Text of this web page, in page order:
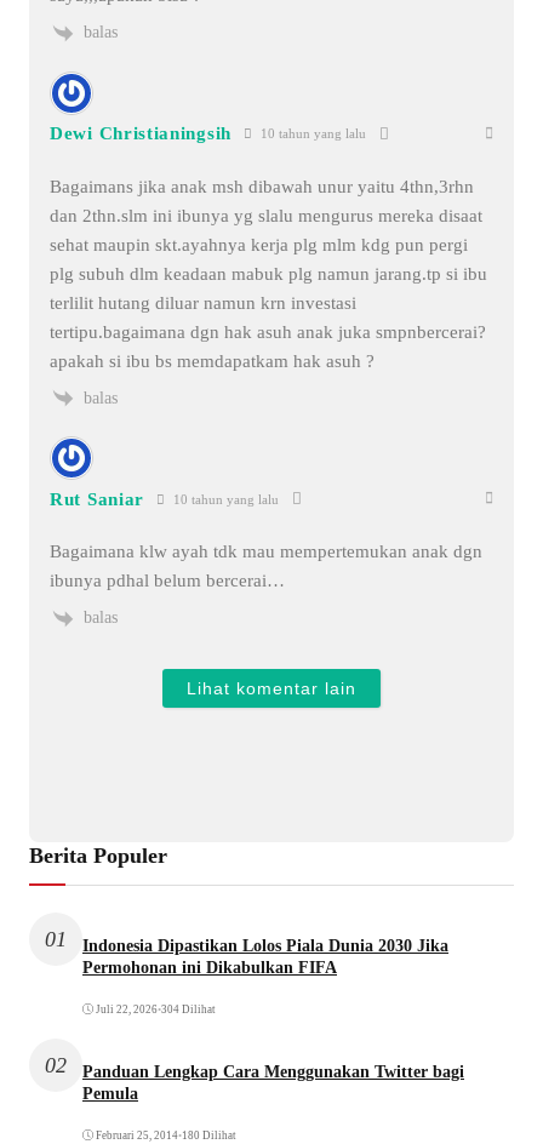
balas
Dewi Christianingsih 10 tahun yang lalu
Bagaimans jika anak msh dibawah unur yaitu 4thn,3rhn
dan 2thn.slm ini ibunya yg slalu mengurus mereka disaat
sehat maupin skt.ayahnya kerja plg mlm kdg pun pergi
plg subuh dlm keadaan mabuk plg namun jarang.tp si ibu
terlilit hutang diluar namun krn investasi
tertipu.bagaimana dgn hak asuh anak juka smpnbercerai?
apakah si ibu bs memdapatkam hak asuh ?
balas
Rut Saniar 10 tahun yang lalu
Bagaimana klw ayah tdk mau mempertemukan anak dgn
ibunya pdhal belum bercerai…
balas
Lihat komentar lain
Berita Populer
01
Indonesia Dipastikan Lolos Piala Dunia 2030 Jika
Permohonan ini Dikabulkan FIFA
Juli 22, 2026•304 Dilihat
02
Panduan Lengkap Cara Menggunakan Twitter bagi
Pemula
Februari 25, 2014•180 Dilihat